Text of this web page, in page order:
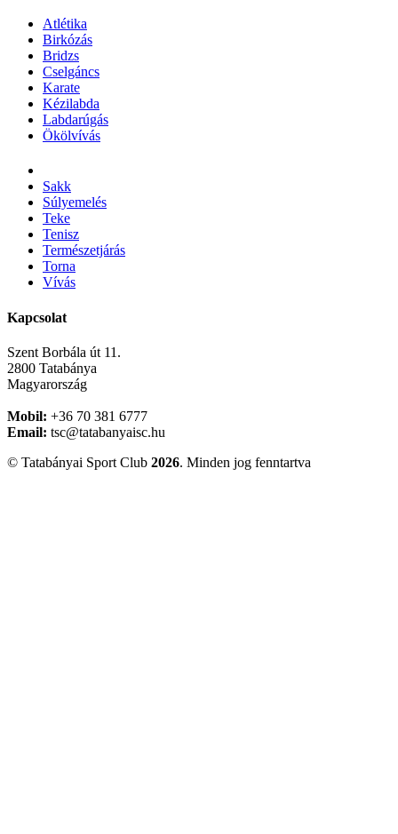
Atlétika
Birkózás
Bridzs
Cselgáncs
Karate
Kézilabda
Labdarúgás
Ökölvívás
Sakk
Súlyemelés
Teke
Tenisz
Természetjárás
Torna
Vívás
Kapcsolat
Szent Borbála út 11.
2800 Tatabánya
Magyarország
Mobil: +36 70 381 6777
Email: tsc@tatabanyaisc.hu
© Tatabányai Sport Club 2026. Minden jog fenntartva